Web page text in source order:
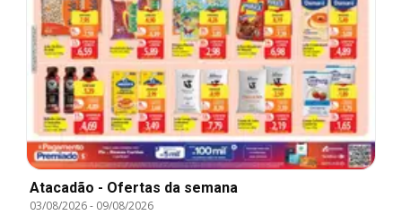
Atacadão - Ofertas da semana
03/08/2026- 09/08/2026